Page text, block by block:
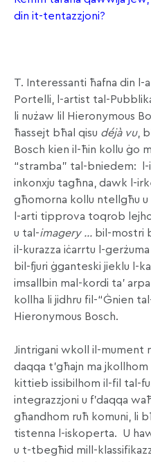
din it-tentazzjoni?
T. Interessanti ħafna din
Portelli, l-artist tal-
li nużaw lil Hieronymous
ħassejt bħal qisu déjà vu,
Bosch kien il-ħin kollu ġo
“stramba” tal-bniedem:
inkonxju tagħna, dawk l-
għomorna kollu ntellgħu u
l-arti tipprova toqrob
u tal-imagery … bil-mostri
il-kurazza iċarrtu l-
bil-fjuri ġganteski jieklu l-
imsallbin mal-kordi ta’
kollha li jidhru fil-“Ġnien
Hieronymous Bosch.
Jintrigani wkoll il-mument
daqqa t’għajn ma jkollhom
kittieb issibilhom il-fil tal-
integrazzjoni u f’daqqa
għandhom ruħ komuni, li
tistenna l-iskoperta. U
u t-tbegħid mill-